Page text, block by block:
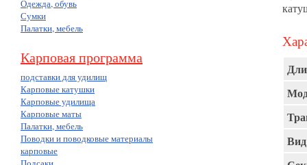
Одежда, обувь
Сумки
Палатки, мебель
Карповая программа
подставки для удилищ
Карповые катушки
Карповые удилища
Карповые маты
Палатки, мебель
Поводки и поводковые материалы
карповые
Вид